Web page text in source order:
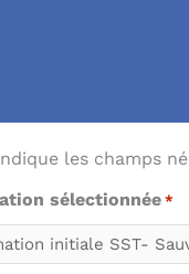
les champs
sélectionnée *